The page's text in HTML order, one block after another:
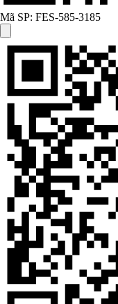
Mã SP: FES-585-3185